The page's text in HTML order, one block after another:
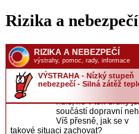
Rizika a nebezpečí